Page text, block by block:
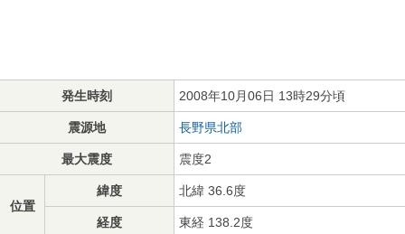
発生時刻 2008年10月06日 13時29分頃
震源地 長野県北部
最大震度 震度2
位置
緯度 北緯 36.6度
経度 東経 138.2度